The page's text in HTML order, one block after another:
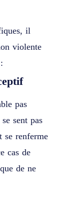
il
violente
pas
sent pas
se renferme
cas de
de ne